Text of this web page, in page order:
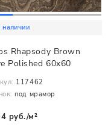
наличии
Rhapsody Brown
Polished 60x60
117462
под мрамор
руб./м²